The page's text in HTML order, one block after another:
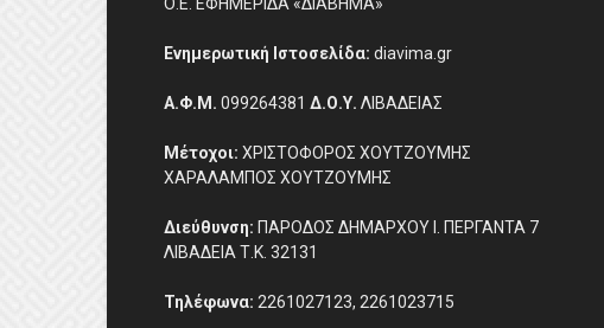
Ενημερωτική Ιστοσελίδα: diavima.gr
Α.Φ.Μ. 099264381 Δ.Ο.Υ. ΛΙΒΑΔΕΙΑΣ
Μέτοχοι: ΧΡΙΣΤΟΦΟΡΟΣ ΧΟΥΤΖΟΥΜΗΣ
ΧΑΡΑΛΑΜΠΟΣ ΧΟΥΤΖΟΥΜΗΣ
Διεύθυνση: ΠΑΡΟΔΟΣ ΔΗΜΑΡΧΟΥ Ι. ΠΕΡΓΑΝΤΑ 7
ΛΙΒΑΔΕΙΑ Τ.Κ. 32131
Τηλέφωνα: 2261027123, 2261023715